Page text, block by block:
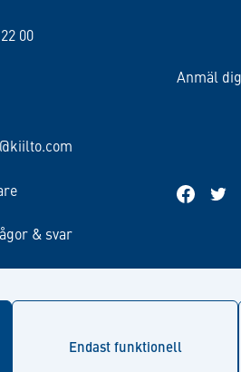
Endast funktionell
00
& svar
Anmäl